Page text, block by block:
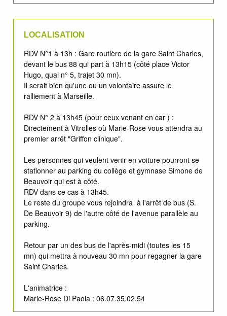
LOCALISATION
RDV N°1 à 13h : Gare routière de la gare Saint Charles,
devant le bus 88 qui part à 13h15 (côté place Victor
Hugo, quai n° 5, trajet 30 mn).
Il serait bien qu'une ou un volontaire assure le
ralliement à Marseille.
RDV N° 2 à 13h45 (pour ceux venant en car ) :
Directement à Vitrolles où Marie-Rose vous attendra au
premier arrêt "Griffon clinique".
Les personnes qui veulent venir en voiture pourront se
stationner au parking du collège et gymnase Simone de
Beauvoir qui est à côté.
RDV dans ce cas à 13h45.
Le reste du groupe vous rejoindra à l'arrêt de bus (S.
De Beauvoir 9) de l'autre côté de l'avenue parallèle au
parking.
Retour par un des bus de l'après-midi (toutes les 15
mn) qui mettra à nouveau 30 mn pour regagner la gare
Saint Charles.
L'animatrice :
Marie-Rose Di Paola : 06.07.35.02.54